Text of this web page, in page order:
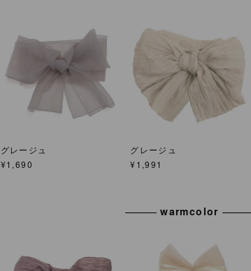
グレージュ
¥1,690
グレージュ
¥1,991
warmcolor